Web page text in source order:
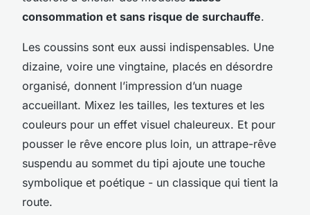
consommation et sans risque de surchauffe.
Les coussins sont eux aussi indispensables. Une
dizaine, voire une vingtaine, placés en désordre
organisé, donnent l’impression d’un nuage
accueillant. Mixez les tailles, les textures et les
couleurs pour un effet visuel chaleureux. Et pour
pousser le rêve encore plus loin, un attrape-rêve
suspendu au sommet du tipi ajoute une touche
symbolique et poétique - un classique qui tient la
route.